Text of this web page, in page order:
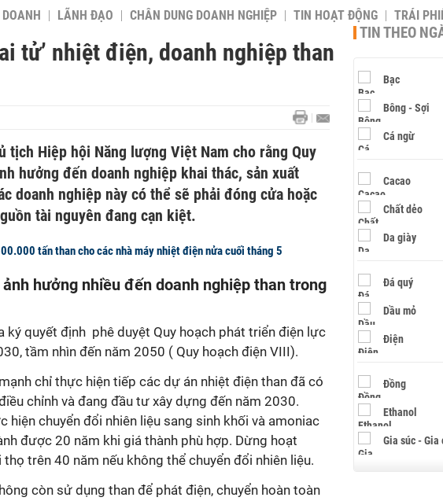
LÃNH ĐẠO CHÂN DUNG DOANH NGHIỆP TIN HOẠT ĐỘNG TRÁI
tử’ nhiệt điện, doanh nghiệp than
tịch Hiệp hội Năng lượng Việt Nam cho rằng Quy
hưởng đến doanh nghiệp khai thác, sản xuất
doanh nghiệp này có thể sẽ phải đóng cửa hoặc
tài nguyên đang cạn kiệt.
tấn than cho các nhà máy nhiệt điện nửa cuối tháng 5
hưởng nhiều đến doanh nghiệp than trong
ký quyết định phê duyệt Quy hoạch phát triển điện lực
tầm nhìn đến năm 2050 ( Quy hoạch điện VIII).
chỉ thực hiện tiếp các dự án nhiệt điện than đã có
chỉnh và đang đầu tư xây dựng đến năm 2030.
chuyển đổi nhiên liệu sang sinh khối và amoniac
được 20 năm khi giá thành phù hợp. Dừng hoạt
trên 40 năm nếu không thể chuyển đổi nhiên liệu.
còn sử dụng than để phát điện, chuyển hoàn toàn
TIN THEO
Bạc
Bông - Sợi
Cá ngừ
Cacao
Chất dẻo
Da giày
Đá quý
Dầu mỏ
Điện
Đồng
Ethanol
Gia súc - Gia